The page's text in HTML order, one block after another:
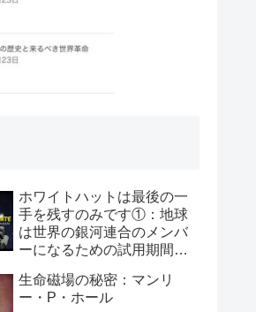
ホワイトハットは最後の一
手を残すのみです①：地球
は世界の銀河連合のメンバ
ーになるための試用期間に
アー、マイケル・サラ＆エ
レナ・ダナーン
生命磁場の秘密：マンリ
ー・P・ホール